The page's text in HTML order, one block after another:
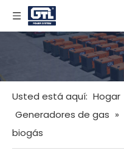
Usted está aquí: Hogar
Generadores de gas »
biogás